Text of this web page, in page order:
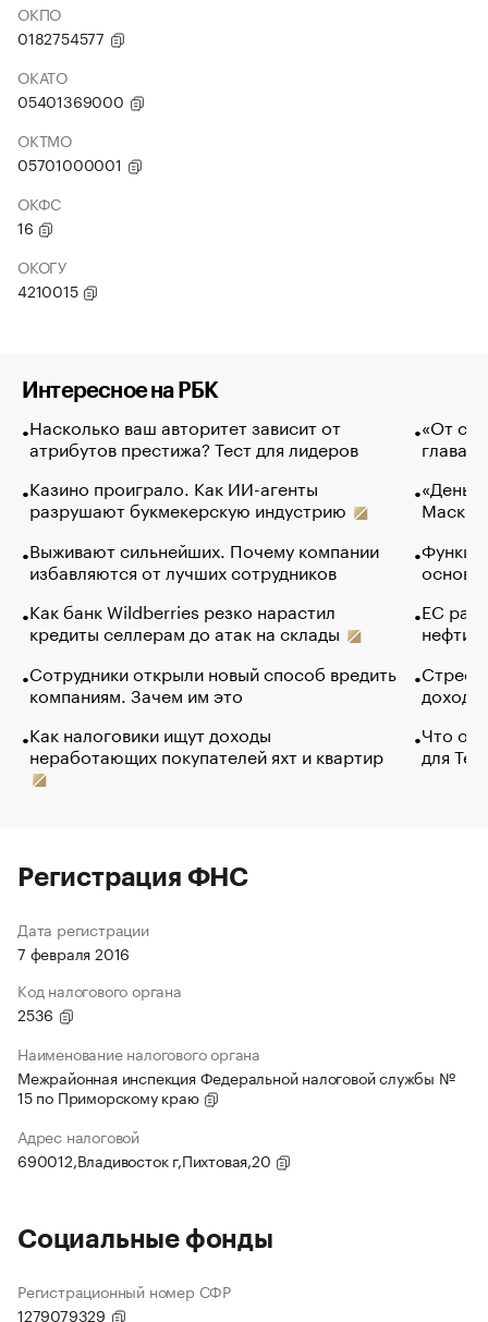
ОКПО
0182754577
ОКАТО
05401369000
ОКТМО
05701000001
ОКФС
16
ОКОГУ
4210015
Интересное на РБК
Насколько ваш авторитет зависит от
атрибутов престижа? Тест для лидеров
Казино проиграло. Как ИИ-агенты
разрушают букмекерскую индустрию
Выживают сильнейших. Почему компании
избавляются от лучших сотрудников
Как банк Wildberries резко нарастил
кредиты селлерам до атак на склады
Сотрудники открыли новый способ вредить
компаниям. Зачем им это
Как налоговики ищут доходы
неработающих покупателей яхт и квартир
«От
глава
Маск в
основ
ЕС
нефти
Что
для
Регистрация ФНС
Дата регистрации
7 февраля 2016
Код налогового органа
2536
Наименование налогового органа
Межрайонная инспекция Федеральной налоговой службы №
15 по Приморскому краю
Адрес налоговой
690012,Владивосток г,Пихтовая,20
Социальные фонды
Регистрационный номер СФР
1279079329